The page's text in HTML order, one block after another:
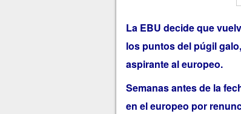
La EBU decide que
los puntos del púgil
aspirante al europeo.
Semanas antes de la
en el europeo por